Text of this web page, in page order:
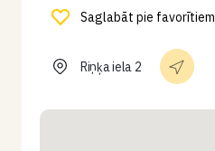
Saglabāt pie favorītiem
Riņķa iela 2